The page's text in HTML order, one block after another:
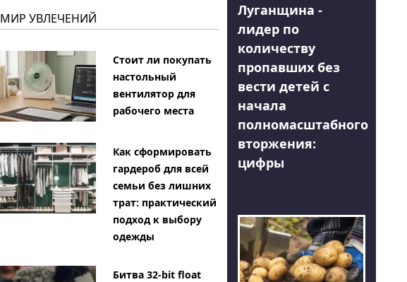
МИР УВЛЕЧЕНИЙ
Стоит ли покупать
настольный
вентилятор для
рабочего места
Как сформировать
гардероб для всей
семьи без лишних
трат: практический
подход к выбору
одежды
Битва 32-bit float
Луганщина -
лидер по
количеству
пропавших без
вести детей с
начала
полномасштабного
вторжения:
цифры